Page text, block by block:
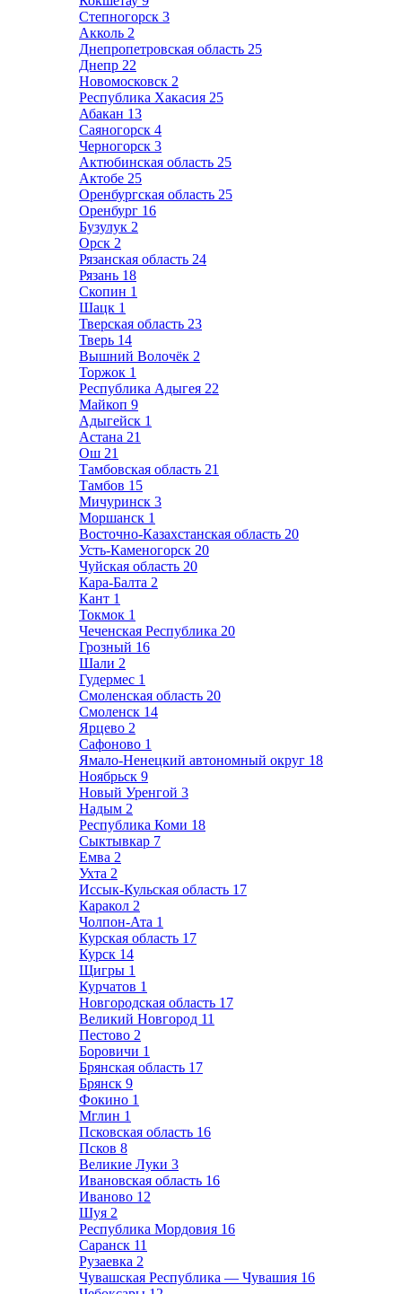
Степногорск 3
Акколь 2
Днепропетровская область 25
Днепр 22
Новомосковск 2
Республика Хакасия 25
Абакан 13
Саяногорск 4
Черногорск 3
Актюбинская область 25
Актобе 25
Оренбургская область 25
Оренбург 16
Бузулук 2
Орск 2
Рязанская область 24
Рязань 18
Скопин 1
Шацк 1
Тверская область 23
Тверь 14
Вышний Волочёк 2
Торжок 1
Республика Адыгея 22
Майкоп 9
Адыгейск 1
Астана 21
Ош 21
Тамбовская область 21
Тамбов 15
Мичуринск 3
Моршанск 1
Восточно-Казахстанская область 20
Усть-Каменогорск 20
Чуйская область 20
Кара-Балта 2
Кант 1
Токмок 1
Чеченская Республика 20
Грозный 16
Шали 2
Гудермес 1
Смоленская область 20
Смоленск 14
Ярцево 2
Сафоново 1
Ямало-Ненецкий автономный округ 18
Ноябрьск 9
Новый Уренгой 3
Надым 2
Республика Коми 18
Сыктывкар 7
Емва 2
Ухта 2
Иссык-Кульская область 17
Каракол 2
Чолпон-Ата 1
Курская область 17
Курск 14
Щигры 1
Курчатов 1
Новгородская область 17
Великий Новгород 11
Пестово 2
Боровичи 1
Брянская область 17
Брянск 9
Фокино 1
Мглин 1
Псковская область 16
Псков 8
Великие Луки 3
Ивановская область 16
Иваново 12
Шуя 2
Республика Мордовия 16
Саранск 11
Рузаевка 2
Чувашская Республика — Чувашия 16